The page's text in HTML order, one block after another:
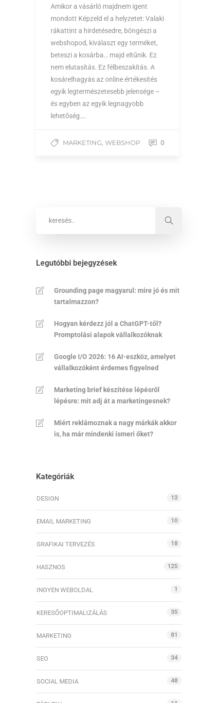
Amikor a vásárló majdnem igent
mondott Képzeld el a helyzetet: Valaki
rákattint a hirdetésedre, böngészi a
webshopod, kiválaszt egy terméket,
beteszi a kosárba… majd eltűnik. Ez
nem elutasítás. Ez félbeszakítás. A
kosárelhagyás az online értékesítés
egyik legtermészetesebb jelensége –
és egyben az egyik legnagyobb
lehetőség….
MARKETING, WEBSHOP 0
Legutóbbi bejegyzések
Grounding page magyarul: mire jó és mit
tartalmazzon?
Hogyan kérdezz jól a ChatGPT-től?
Promptolási alapok vállalkozóknak
Google I/O 2026: 16 AI-eszköz, amelyet
vállalkozóként érdemes figyelned
Marketing brief készítése lépésről
lépésre: mit adj át a marketingesnek?
Miért reklámoznak a nagy márkák akkor
is, ha már mindenki ismeri őket?
Kategóriák
DESIGN 13
EMAIL MARKETING 10
GRAFIKAI TERVEZÉS 18
HASZNOS 125
INGYEN WEBOLDAL 1
KERESŐOPTIMALIZÁLÁS 35
MARKETING 81
SEO 34
SOCIAL MEDIA 48